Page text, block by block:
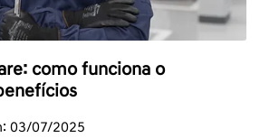
como funciona o
03/07/2025